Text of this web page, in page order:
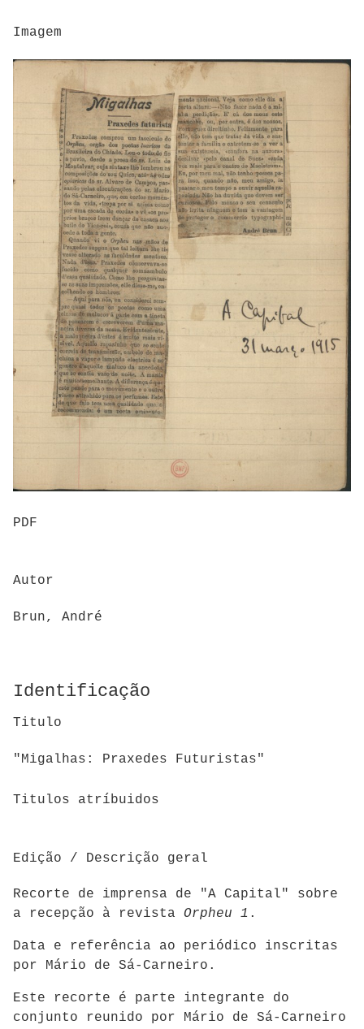
Imagem
PDF
Autor
Brun, André
Identificação
Titulo
"Migalhas: Praxedes Futuristas"
Titulos atríbuidos
Edição / Descrição geral
Recorte de imprensa de "A Capital" sobre
a recepção à revista Orpheu 1 .
Data e referência ao periódico inscritas
por Mário de Sá-Carneiro.
Este recorte é parte integrante do
conjunto reunido por Mário de Sá-Carneiro